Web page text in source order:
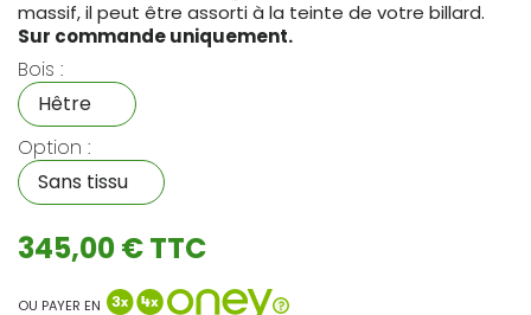
massif, il peut être assorti à la teinte de votre billard.
Sur commande uniquement.
Bois :
Option :
345,00 € TTC
OU PAYER EN